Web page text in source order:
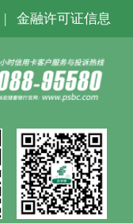
| 金融许可证信息